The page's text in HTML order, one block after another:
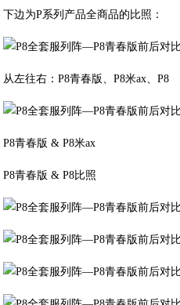
下边为P系列产品全商品的比照：
从左往右：P8青春版、P8米ax、P8
P8青春版 & P8米ax
P8青春版 & P8比照